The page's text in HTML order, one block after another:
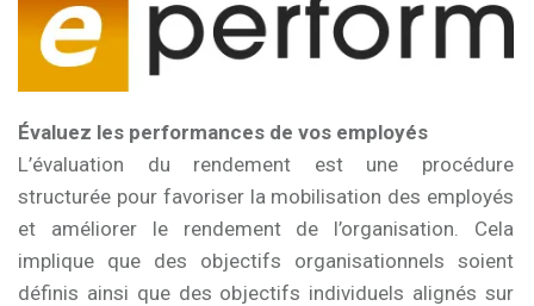
Évaluez les performances de vos employés
L’évaluation du rendement est une procédure
structurée pour favoriser la mobilisation des employés
et améliorer le rendement de l’organisation. Cela
implique que des objectifs organisationnels soient
définis ainsi que des objectifs individuels alignés sur